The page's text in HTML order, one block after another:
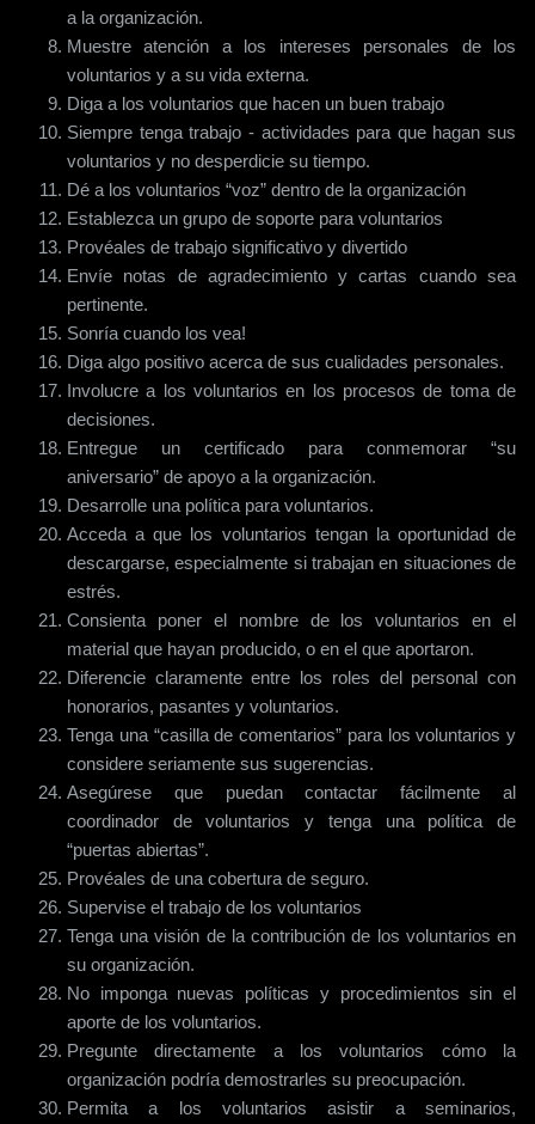
a la organización.
Muestre atención a los intereses personales de los
voluntarios y a su vida externa.
Diga a los voluntarios que hacen un buen trabajo
Siempre tenga trabajo - actividades para que hagan sus
voluntarios y no desperdicie su tiempo.
Dé a los voluntarios “voz” dentro de la organización
Establezca un grupo de soporte para voluntarios
Provéales de trabajo significativo y divertido
Envíe notas de agradecimiento y cartas cuando sea
pertinente.
Sonría cuando los vea!
Diga algo positivo acerca de sus cualidades personales.
Involucre a los voluntarios en los procesos de toma de
decisiones.
Entregue un certificado para conmemorar “su
aniversario” de apoyo a la organización.
Desarrolle una política para voluntarios.
Acceda a que los voluntarios tengan la oportunidad de
descargarse, especialmente si trabajan en situaciones de
estrés.
Consienta poner el nombre de los voluntarios en el
material que hayan producido, o en el que aportaron.
Diferencie claramente entre los roles del personal con
honorarios, pasantes y voluntarios.
Tenga una “casilla de comentarios” para los voluntarios y
considere seriamente sus sugerencias.
Asegúrese que puedan contactar fácilmente al
coordinador de voluntarios y tenga una política de
“puertas abiertas”.
Provéales de una cobertura de seguro.
Supervise el trabajo de los voluntarios
Tenga una visión de la contribución de los voluntarios en
su organización.
No imponga nuevas políticas y procedimientos sin el
aporte de los voluntarios.
Pregunte directamente a los voluntarios cómo la
organización podría demostrarles su preocupación.
Permita a los voluntarios asistir a seminarios,